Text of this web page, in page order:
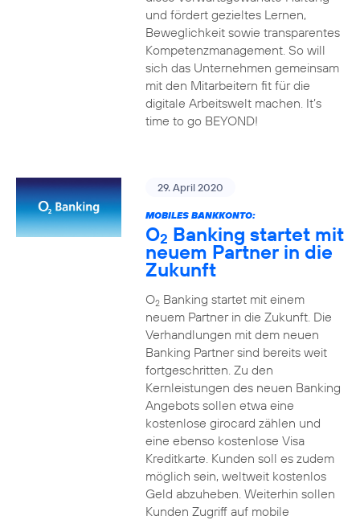
und fördert gezieltes Lernen,
Beweglichkeit sowie transparentes
Kompetenzmanagement. So will
sich das Unternehmen gemeinsam
mit den Mitarbeitern fit für die
digitale Arbeitswelt machen. It’s
time to go BEYOND!
29. April 2020
MOBILES BANKKONTO:
O2 Banking startet mit
neuem Partner in die
Zukunft
O2Banking startet mit einem
neuem Partner in die Zukunft. Die
Verhandlungen mit dem neuen
Banking Partner sind bereits weit
fortgeschritten. Zu den
Kernleistungen des neuen Banking
Angebots sollen etwa eine
kostenlose girocard zählen und
eine ebenso kostenlose Visa
Kreditkarte. Kunden soll es zudem
möglich sein, weltweit kostenlos
Geld abzuheben. Weiterhin sollen
Kunden Zugriff auf mobile